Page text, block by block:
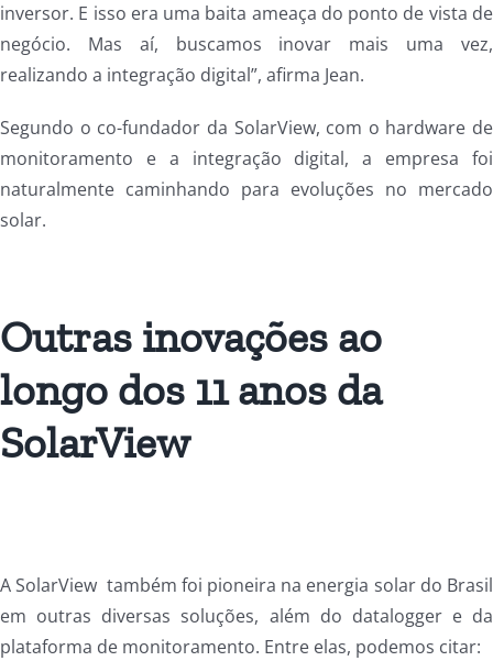
inversor. E isso era uma baita ameaça do ponto de vista de
negócio. Mas aí, buscamos inovar mais uma vez,
realizando a integração digital”, afirma Jean.
Segundo o co-fundador da SolarView, com o hardware de
monitoramento e a integração digital, a empresa foi
naturalmente caminhando para evoluções no mercado
solar.
Outras inovações ao
longo dos 11 anos da
SolarView
A SolarView também foi pioneira na energia solar do Brasil
em outras diversas soluções, além do datalogger e da
plataforma de monitoramento. Entre elas, podemos citar: